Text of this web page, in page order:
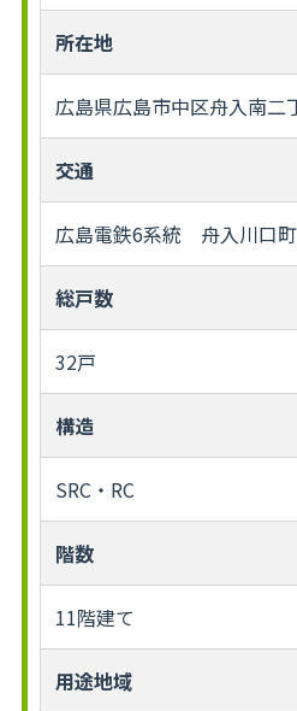
所在地
広島県広島市中区舟入南二
交通
広島電鉄6系統 舟入川口
総戸数
32戸
構造
SRC・RC
階数
11階建て
用途地域